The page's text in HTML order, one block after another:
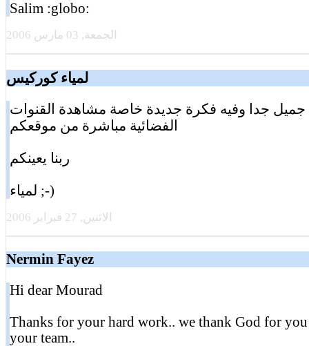
Salim :globo:
الجمعة, 03 مارس 2006
لمياء كوركيس
جدا وفيه فكرة جديدة خاصة مشاهدة القنوات
الفضائية مباشرة من موقعكم
ربنا يعينكم
لمياء ;-)
الاثنين, 27 فبراير 2006
Nermin Fayez
Hi dear Mourad
Thanks for your hard work.. we thank God for
your team..